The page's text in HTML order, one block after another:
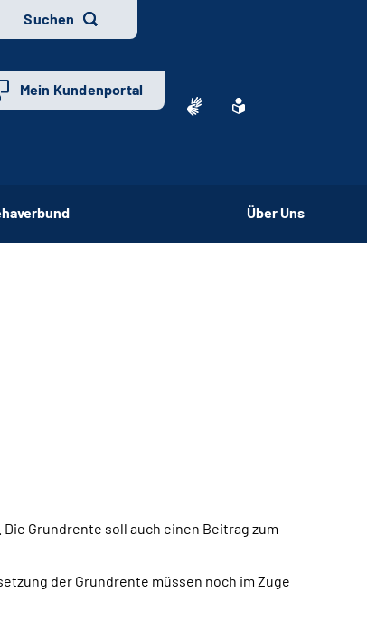
Suchen
Mein Kundenportal
Über Uns
Grundrente soll auch einen Beitrag zum
der Grundrente müssen noch im Zuge